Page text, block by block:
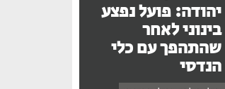
יהודה: פועל נפצע
בינוני לאחר
שהתהפך עם כלי
הנדסי